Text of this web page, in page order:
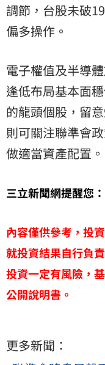
調節，台股未破
偏多操作。
電子權值及半導
逢低布局基本面
的龍頭個股，留
則可關注聯準會
做適當資產配置。
三立新聞網提醒您：
內容僅供參考，投
就投資結果自行負責
投資一定有風險，
公開說明書。
更多新聞：